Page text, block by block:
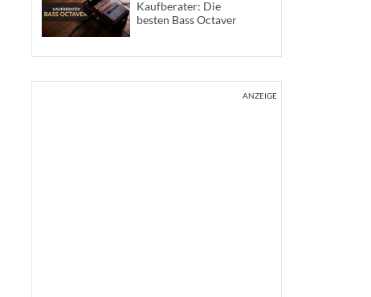
Kaufberater: Die
besten Bass Octaver
ANZEIGE